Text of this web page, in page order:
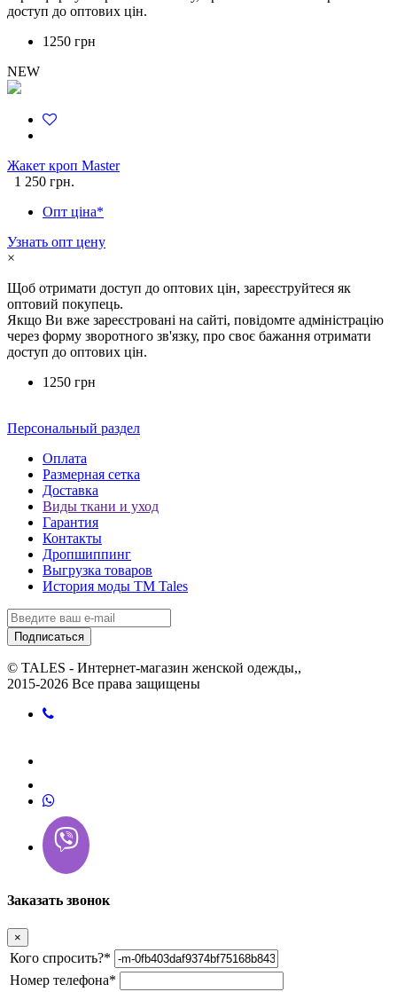
доступ до оптових цін.
1250 грн
NEW
Жакет кроп Master
1 250 грн.
Опт ціна*
Узнать опт цену
×
Щоб отримати доступ до оптових цін, зареєструйтеся як
оптовий покупець.
Якщо Ви вже зареєстровані на сайті, повідомте адміністрацію
через форму зворотного зв'язку, про своє бажання отримати
доступ до оптових цін.
1250 грн
Персональный раздел
Оплата
Размерная сетка
Доставка
Виды ткани и уход
Гарантия
Контакты
Дропшиппинг
Выгрузка товаров
История моды ТМ Tales
Подписаться
© TALES - Интернет-магазин женской одежды,,
2015-2026 Все права защищены
Заказать звонок
×
Кого спросить?*
Номер телефона*